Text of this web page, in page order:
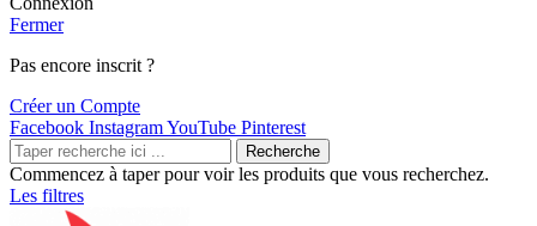
Fermer
Pas encore inscrit ?
Créer un Compte
Facebook InstagramYouTube Pinterest
Recherche
Commencez à taper pour voir les produits que vous recherchez.
Les filtres